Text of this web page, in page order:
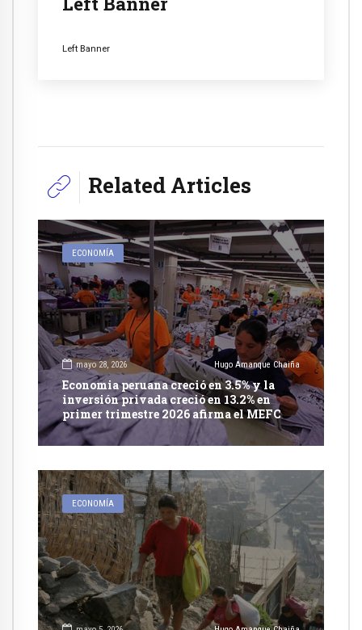
Left Banner
Related Articles
ECONOMÍA
mayo 28, 2026 Hugo Amanque Chaiña
Economia peruana creció en 3.5% y la
inversión privada creció en 13.2% en
primer trimestre 2026 afirma el MEFC
ECONOMÍA